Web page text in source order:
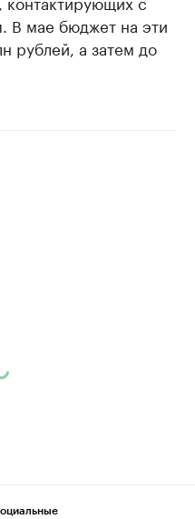
В мае бюджет на эти
рублей, а затем до